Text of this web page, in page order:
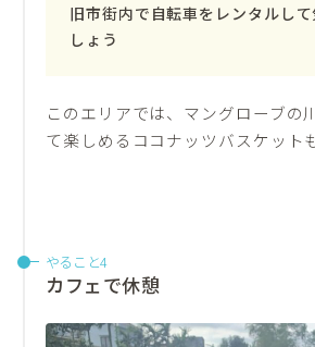
旧市街内で自転車をレンタルし
しょう
このエリアでは、マングローブの
て楽しめるココナッツバスケット
やること4
カフェで休憩